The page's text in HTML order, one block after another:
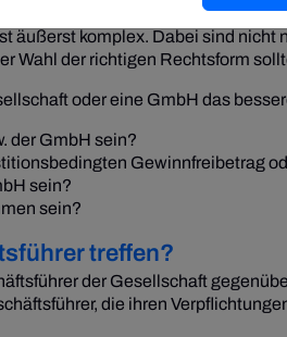
äußerst komplex. Dabei sind
Wahl der richtigen Rechtsform
oder eine GmbH das
der GmbH sein?
Gewinnfreibetrag
sein?
sein?
treffen?
der Gesellschaft
die ihren